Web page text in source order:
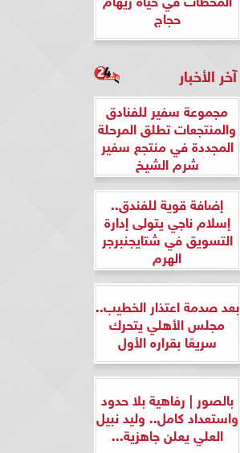
حجاج
آخر الأخبار
مجموعة سفير للفنادق
والمنتجعات تطلق المرحلة
المجددة في منتجع سفير
شرم الشيخ
إضافة قوية للفندق..
إسلام ناجي يتولى إدارة
التسويق في شتايجنبرجر
الهرم
بعد صدمة اعتذار الخطيب..
مجلس الأهلي يتحرك
سريعًا بقراره الأول
بالصور | رفاهية بلا حدود
واستعداد كامل.. وليد نبيل
العلي يعلن جاهزية...